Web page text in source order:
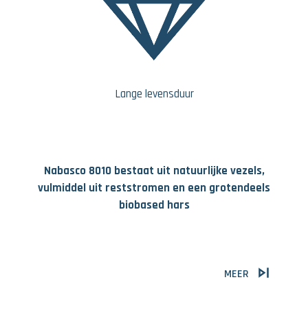
Lange levensduur
Nabasco 8010 bestaat uit natuurlijke vezels,
vulmiddel uit reststromen en een grotendeels
biobased hars
MEER